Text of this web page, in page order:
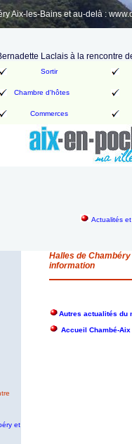
Aix-les-Bains et au-delà :
Laclais à la rencontre
Sortir
Chambre d'hôtes
Commerces
Actualités
Halles de
information
Autres actualités du
Accueil Chambé-Aix
et